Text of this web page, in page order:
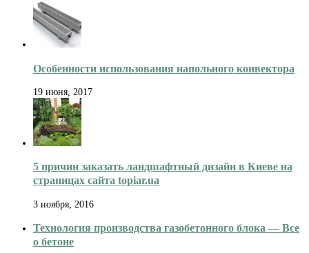
Особенности использования напольного конвектора
19 июня, 2017
5 причин заказать ландшафтный дизайн в Киеве на
страницах сайта topiar.ua
3 ноября, 2016
Технология производства газобетонного блока — Все
о бетоне